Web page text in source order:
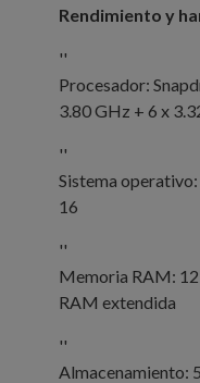
Rendimiento y
''
Procesador:
3.80 GHz + 6 x
''
Sistema
16
''
Memoria RAM:
RAM extendida
''
Almacenamiento: